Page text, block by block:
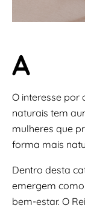
A
O interesse por
naturais tem
mulheres que
forma mais
Dentro desta
emergem
bem-estar. O